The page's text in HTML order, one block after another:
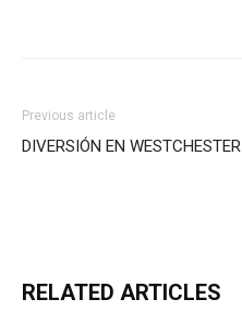
Previous article
DIVERSIÓN EN WESTCHESTER
RELATED ARTICLES